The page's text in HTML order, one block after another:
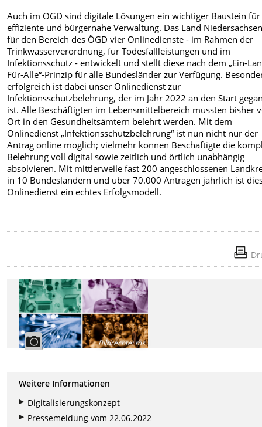
Auch im ÖGD sind digitale Lösungen ein wichtiger Baustein
effiziente und bürgernahe Verwaltung. Das Land
für den Bereich des ÖGD vier Onlinedienste - im Rahmen der
Trinkwasserverordnung, für Todesfallleistungen und im
Infektionsschutz - entwickelt und stellt diese nach dem „Ein-
Für-Alle“-Prinzip für alle Bundesländer zur Verfügung.
erfolgreich ist dabei unser Onlinedienst zur
Infektionsschutzbelehrung, der im Jahr 2022 an den Start
ist. Alle Beschäftigten im Lebensmittelbereich mussten bisher
Ort in den Gesundheitsämtern belehrt werden. Mit dem
Onlinedienst „Infektionsschutzbelehrung“ ist nun nicht nur der
Antrag online möglich; vielmehr können Beschäftigte die
Belehrung voll digital sowie zeitlich und örtlich unabhängig
absolvieren. Mit mittlerweile fast 200 angeschlossenen
in 10 Bundesländern und über 70.000 Anträgen jährlich ist
Onlinedienst ein echtes Erfolgsmodell.
Bildrechte:ms
Weitere Informationen
Digitalisierungskonzept
Pressemeldung vom 22.06.2022